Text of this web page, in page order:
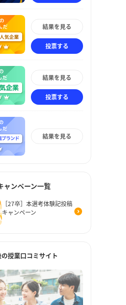
結果を見る
投票する
結果を見る
投票する
結果を見る
ャンペーン一覧
［27卒］本選考体験記投稿
キャンペーン
授業口コミサイト